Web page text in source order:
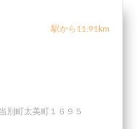
駅から11.91km
別町太美町１６９５